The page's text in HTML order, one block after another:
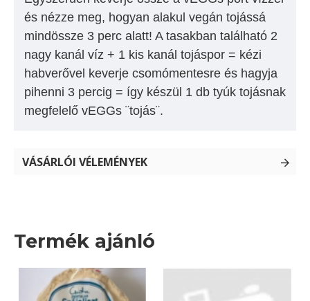
és nézze meg, hogyan alakul vegán tojássá
mindössze 3 perc alatt! A tasakban található 2
nagy kanál víz + 1 kis kanál tojáspor = kézi
habverővel keverje csomómentesre és hagyja
pihenni 3 percig = így készül 1 db tyúk tojásnak
megfelelő vEGGs ¨tojás¨.
VÁSÁRLÓI VÉLEMÉNYEK
Termék ajánló